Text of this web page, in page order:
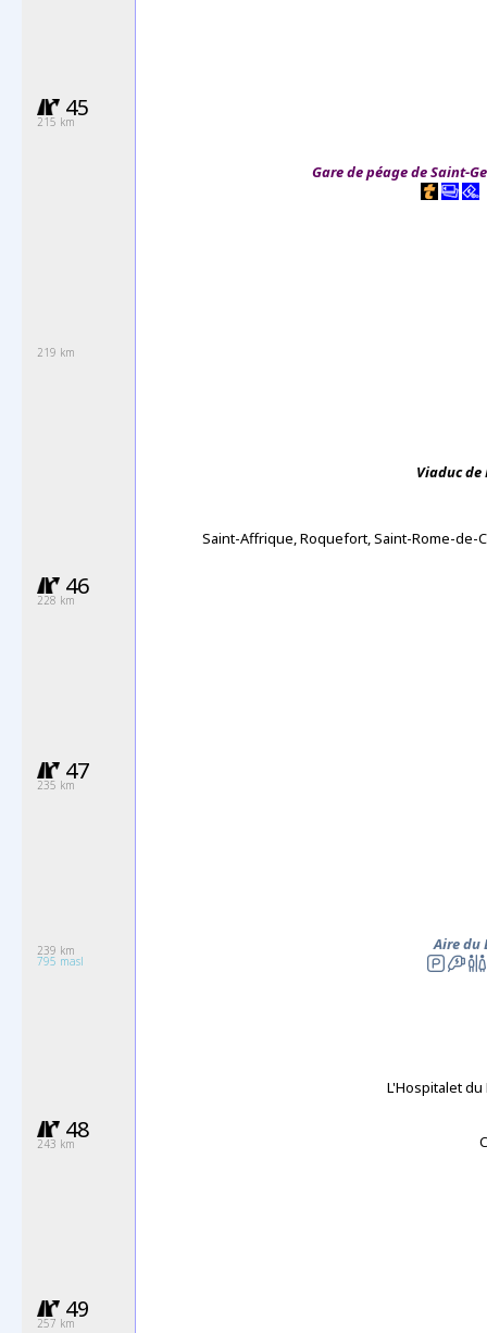
45
215 km
Gare de péage de Saint-
219 km
Viaduc
Saint-Affrique, Roquefort, Saint-Rome-de-
46
228 km
47
235 km
239 km
795 masl
Aire du
L'Hospitalet du
48
243 km
49
257 km